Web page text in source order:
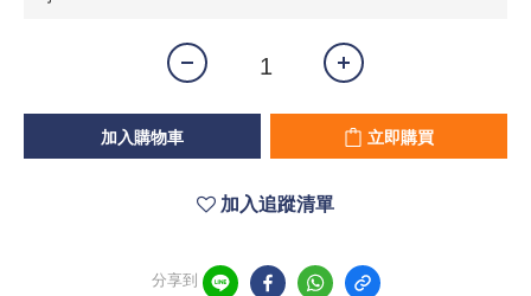
加入購物車 立即購買
加入追蹤清單
分享到